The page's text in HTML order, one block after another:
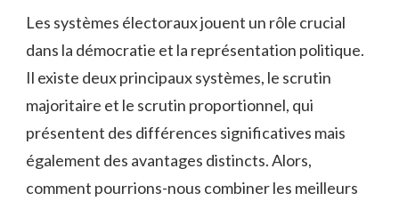
Les systèmes électoraux jouent‌ un rôle crucial
⁢dans la démocratie et⁤ la représentation politique.
‌Il ‍existe ​deux‍ principaux systèmes,‌ le scrutin
⁢majoritaire et le scrutin ⁤proportionnel, qui
‍présentent des différences significatives mais
également des avantages distincts. ⁢Alors, ​
comment pourrions-nous combiner ​les meilleurs